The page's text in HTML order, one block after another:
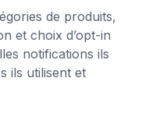
de produits,
et choix d’opt-in
notifications ils
ils utilisent et